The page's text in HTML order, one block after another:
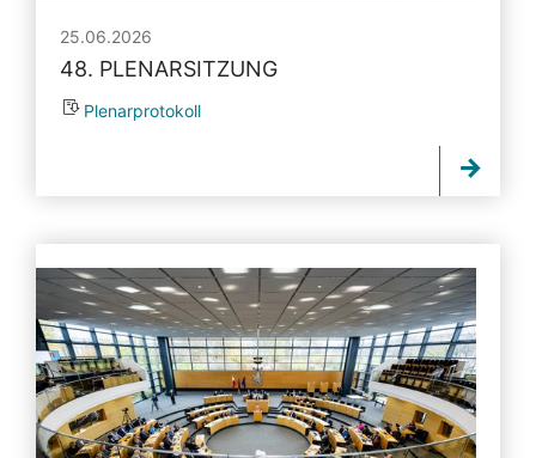
25.06.2026
48. PLENARSITZUNG
Plenarprotokoll